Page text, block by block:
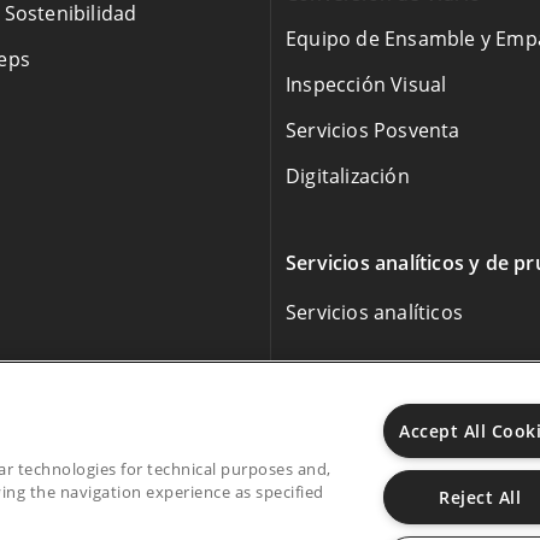
Sostenibilidad
Equipo de Ensamble y
Inspección Visual
Servicios Posventa
Digitalización
Servicios analíticos y de
Servicios analíticos
Alina, Vertiva, Fina, MAVIS son marcas registradas de
technologies for technical purposes and,
the navigation experience as specified
Accept All
Reject All